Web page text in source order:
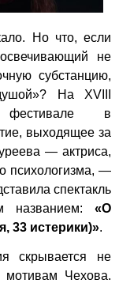
Но что, если
не
субстанцию,
На XVIII
фестивале в
выходящее за
— актриса,
психологизма, —
спектакль
названием: «О
33 истерики)».
скрывается не
мотивам Чехова.